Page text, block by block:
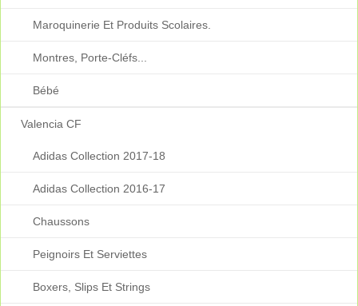
Maroquinerie Et Produits Scolaires.
Montres, Porte-Cléfs...
Bébé
Valencia CF
Adidas Collection 2017-18
Adidas Collection 2016-17
Chaussons
Peignoirs Et Serviettes
Boxers, Slips Et Strings